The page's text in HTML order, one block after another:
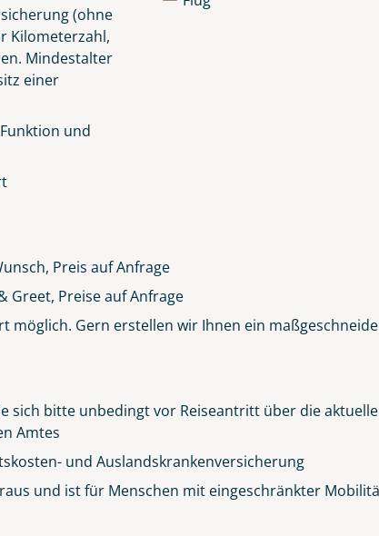
© Big Smoke Studio
(ohne
Kilometerzahl,
Mindestalter
einer
und
Preis auf Anfrage
Greet, Preise auf Anfrage
möglich. Gern erstellen wir Ihnen ein
sich bitte unbedingt vor Reiseantritt über die
Amtes
und Auslandskrankenversicherung
und ist für Menschen mit eingeschränkter